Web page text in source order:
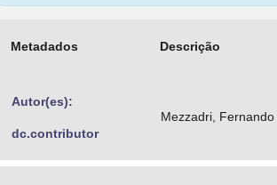
Metadados Descrição
Autor(es):
dc.contributor
Mezzadri,